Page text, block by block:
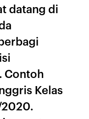
datang di
Contoh
Kelas
2020.